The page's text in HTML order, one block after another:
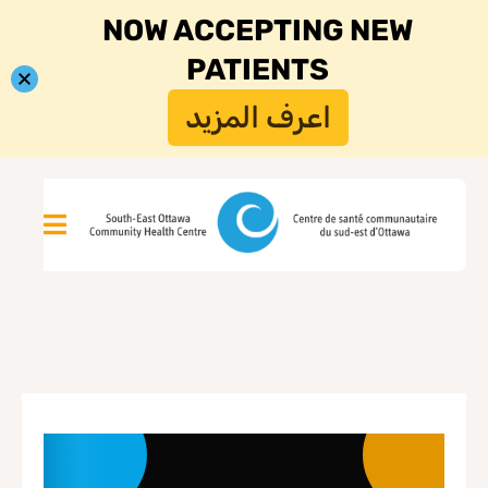
NOW ACCEPTING NEW
PATIENTS
اعرف المزيد